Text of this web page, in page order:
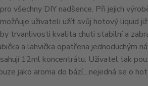
všechny DIY nadšence. Při jejich
uživateli užít svůj hotový liquid
trvanlivosti kvalita chuti stabilní a
a lahvička opatřena jednoduchým
12ml koncentrátu. Uživatel tak
jako aroma do bází....nejedná se o